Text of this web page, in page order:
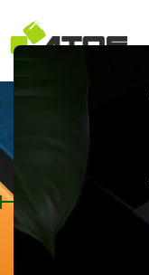
FILTRAR POR PREÇO
R$30